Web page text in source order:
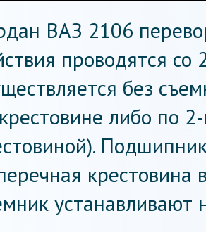
ВАЗ 2106
проводятся
без
либо по
крестовина